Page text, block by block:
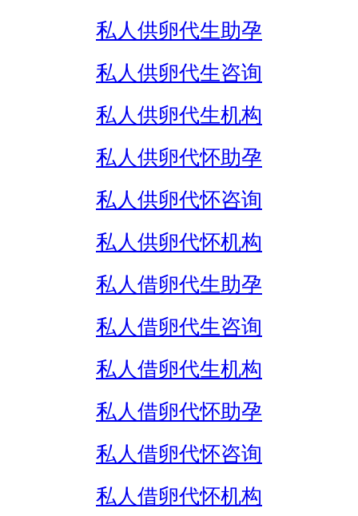
私人供卵代生助孕
私人供卵代生咨询
私人供卵代生机构
私人供卵代怀助孕
私人供卵代怀咨询
私人供卵代怀机构
私人借卵代生助孕
私人借卵代生咨询
私人借卵代生机构
私人借卵代怀助孕
私人借卵代怀咨询
私人借卵代怀机构